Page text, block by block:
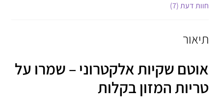
חוות דעת (7)
תיאור
אוטם שקיות אלקטרוני – שמרו על
טריות המזון בקלות